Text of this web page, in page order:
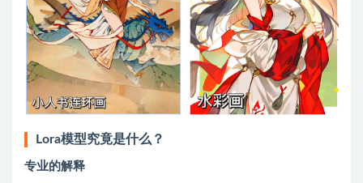
Lora模型究竟是什么？
专业的解释